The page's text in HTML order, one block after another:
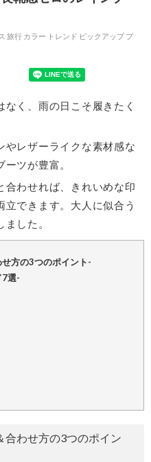
旅行 カラー トレンド ピックアップ ブ
なく、雨の日こそ履きたく
やレザーライクな素材感な
ツが豊富。
合わせれば、きれいめな印
できます。大人に似合う
した。
方の3つのポイント-
7選-
合わせ方の3つのポイン